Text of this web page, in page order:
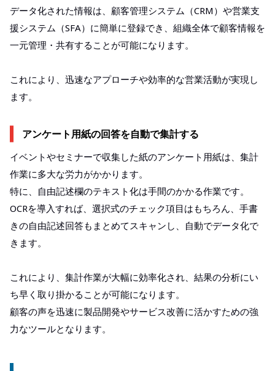
データ化された情報は、顧客管理システム（CRM）や営業支
援システム（SFA）に簡単に登録でき、組織全体で顧客情報を
一元管理・共有することが可能になります。
これにより、迅速なアプローチや効率的な営業活動が実現し
ます。
アンケート用紙の回答を自動で集計する
イベントやセミナーで収集した紙のアンケート用紙は、集計
作業に多大な労力がかかります。
特に、自由記述欄のテキスト化は手間のかかる作業です。
OCRを導入すれば、選択式のチェック項目はもちろん、手書
きの自由記述回答もまとめてスキャンし、自動でデータ化で
きます。
これにより、集計作業が大幅に効率化され、結果の分析にい
ち早く取り掛かることが可能になります。
顧客の声を迅速に製品開発やサービス改善に活かすための強
力なツールとなります。